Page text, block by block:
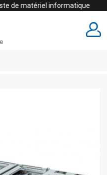
de matériel informatique